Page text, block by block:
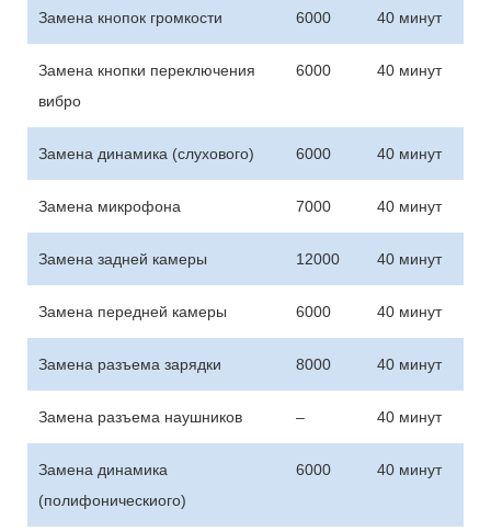
Замена кнопок громкости 6000 40 минут
Замена кнопки переключения
вибро
6000 40 минут
Замена динамика (слухового) 6000 40 минут
Замена микрофона 7000 40 минут
Замена задней камеры 12000 40 минут
Замена передней камеры 6000 40 минут
Замена разъема зарядки 8000 40 минут
Замена разъема наушников – 40 минут
Замена динамика
(полифоническиого)
6000 40 минут